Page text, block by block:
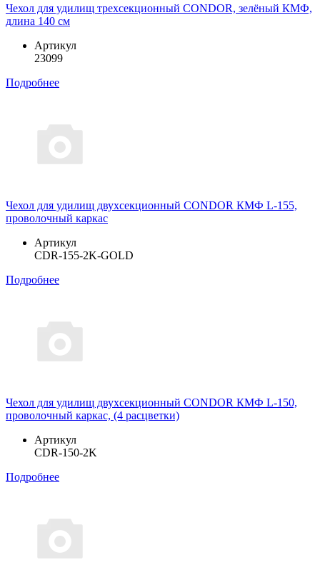
Чехол для удилищ трехсекционный CONDOR, зелёный КМФ,
длина 140 см
Артикул
23099
Подробнее
Чехол для удилищ двухсекционный CONDOR КМФ L-155,
проволочный каркас
Артикул
CDR-155-2K-GOLD
Подробнее
Чехол для удилищ двухсекционный CONDOR КМФ L-150,
проволочный каркас, (4 расцветки)
Артикул
CDR-150-2K
Подробнее